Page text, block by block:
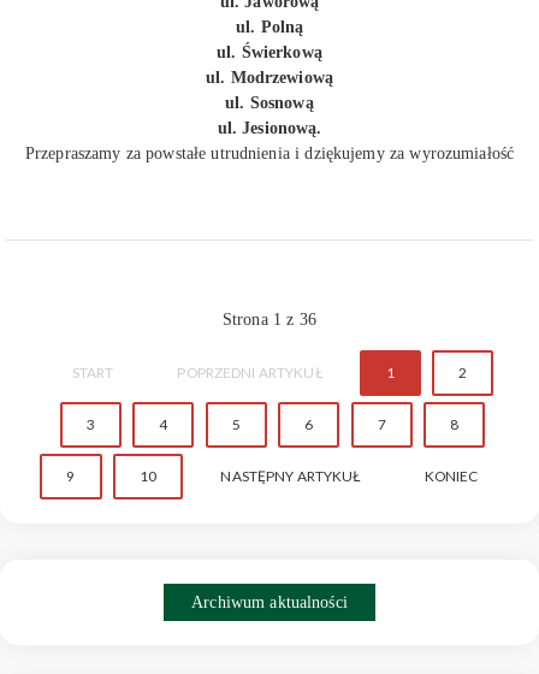
ul. Polną
ul. Świerkową
ul. Modrzewiową
ul. Sosnową
ul. Jesionową.
Przepraszamy za powstałe utrudnienia i dziękujemy za wyrozumiałość
Strona 1 z 36
START POPRZEDNI ARTYKUŁ 1 2
3 4 5 6 7 8
9 10 NASTĘPNY ARTYKUŁ KONIEC
Archiwum aktualności